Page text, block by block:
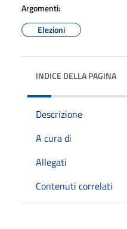
Argomenti:
Elezioni
INDICE DELLA PAGINA
Descrizione
A cura di
Allegati
Contenuti correlati